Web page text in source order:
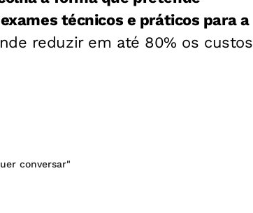
técnicos e práticos para a
reduzir em até 80% os custos
conversar"